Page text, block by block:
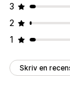
3
2
1
Skriv en